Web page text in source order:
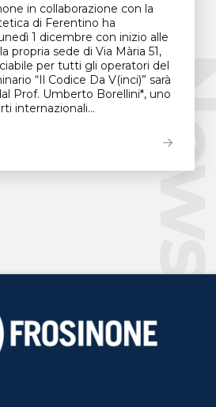
in collaborazione con la
di Ferentino ha
1 dicembre con inizio alle
propria sede di Via Mària 51,
per tutti gli operatori del
“Il Codice Da V(inci)” sarà
Prof. Umberto Borellini*, uno
internazionali...